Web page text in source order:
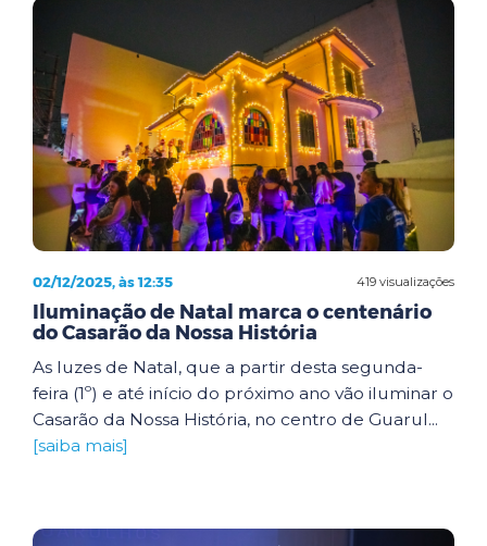
419 visualizações
02/12/2025, às 12:35
Iluminação de Natal marca o centenário
do Casarão da Nossa História
As luzes de Natal, que a partir desta segunda-
feira (1º) e até início do próximo ano vão iluminar o
Casarão da Nossa História, no centro de Guarul...
[saiba mais]